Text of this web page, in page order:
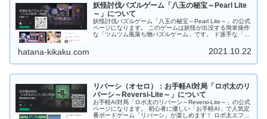
妖怪討伐パズルゲーム「八玉の秘宝～Pearl Lite
～」について
妖怪討伐パズルゲーム「八玉の秘宝～Pearl Lite～」の公式
ページになります。 このゲームは妖怪が出没する簡単操作
な「ツムツム風落ち物パズルゲーム」です。 ド派手な「宝
にサックと遊べますので 是非是非、お試しください。 ゲ
ーム中は８種類の宝玉（パール）が落ちてきますので同じ
することで手動で爆発させることもできます。 さらに時限
宝玉の他に特殊宝玉（２～３色変換）、跳玉（パンチ）、
妖玉があります。 「宝玉スキル：焔」は超強力！！発動す
ると同じ色の「宝玉」をまとめて消します。 Android版は
「Google Play ストア」からダウンロードしてから遊ぶこ
とができます。 Web版はダウンロードなしでＰＣのブラウ
hatana-kikaku.com 2021.10.22
リバーシ（オセロ）：お手軽AI対局「ロボ太のリ
バーシ～Reversi-Lite～」について
お手軽AI対局「ロボ太のリバーシ～Reversi-Lite～」の公式
ページになります。 初心者に優しい「お手軽AI」で人気定
番ボードゲーム「リバーシ」が楽しめます！ ロボ太エフェ